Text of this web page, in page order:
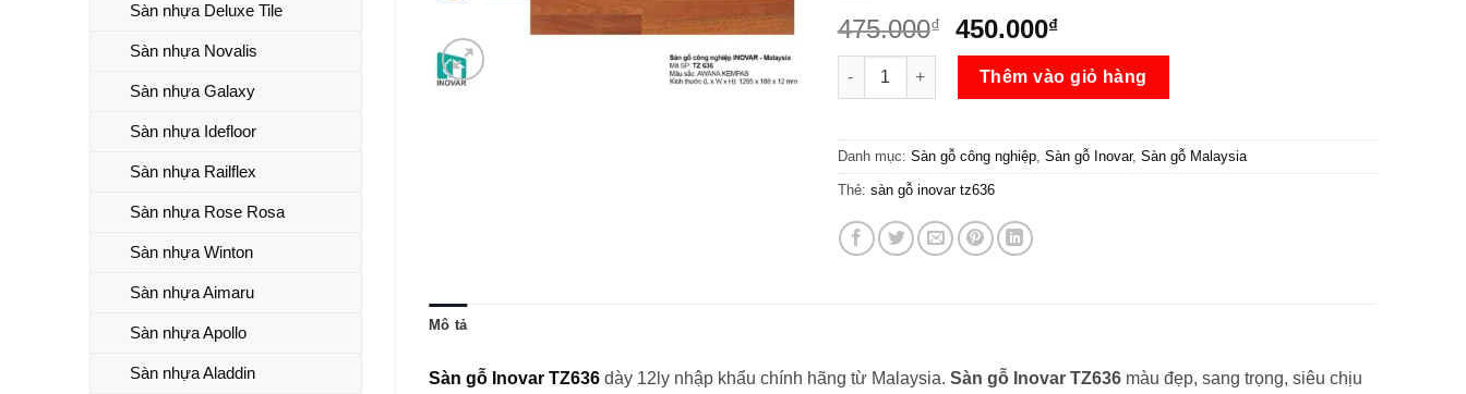
Sàn nhựa Deluxe Tile
Sàn nhựa Novalis
Sàn nhựa Galaxy
Sàn nhựa Idefloor
Sàn nhựa Railflex
Sàn nhựa Rose Rosa
Sàn nhựa Winton
Sàn nhựa Aimaru
Sàn nhựa Apollo
Sàn nhựa Aladdin
475.000₫
Giá
gốc
là:
475.000₫.
450.000₫Giá
hiện
tại
là:
450.000₫.
Sàn gỗ Inovar TZ636 số lượng
Thêm vào giỏ hàng
Danh mục: Sàn gỗ công nghiệp, Sàn gỗ Inovar, Sàn gỗ Malaysia
Thẻ: sàn gỗ inovar tz636
Mô tả
Sàn gỗ Inovar TZ636 dày 12ly nhập khẩu chính hãng từ Malaysia. Sàn gỗ Inovar TZ636 màu đẹp, sang trọng, siêu chịu